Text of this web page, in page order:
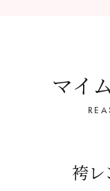
マイ
袴レ